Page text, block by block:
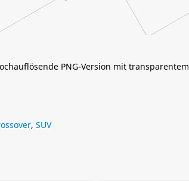
PNG-Version mit transparentem
, SUV